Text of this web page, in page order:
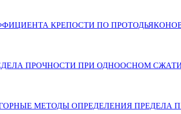
КРЕПОСТИ ПО
ПРОЧНОСТИ ПРИ ОДНООСНОМ
ГОРНЫЕ МЕТОДЫ ОПРЕДЕЛЕНИЯ